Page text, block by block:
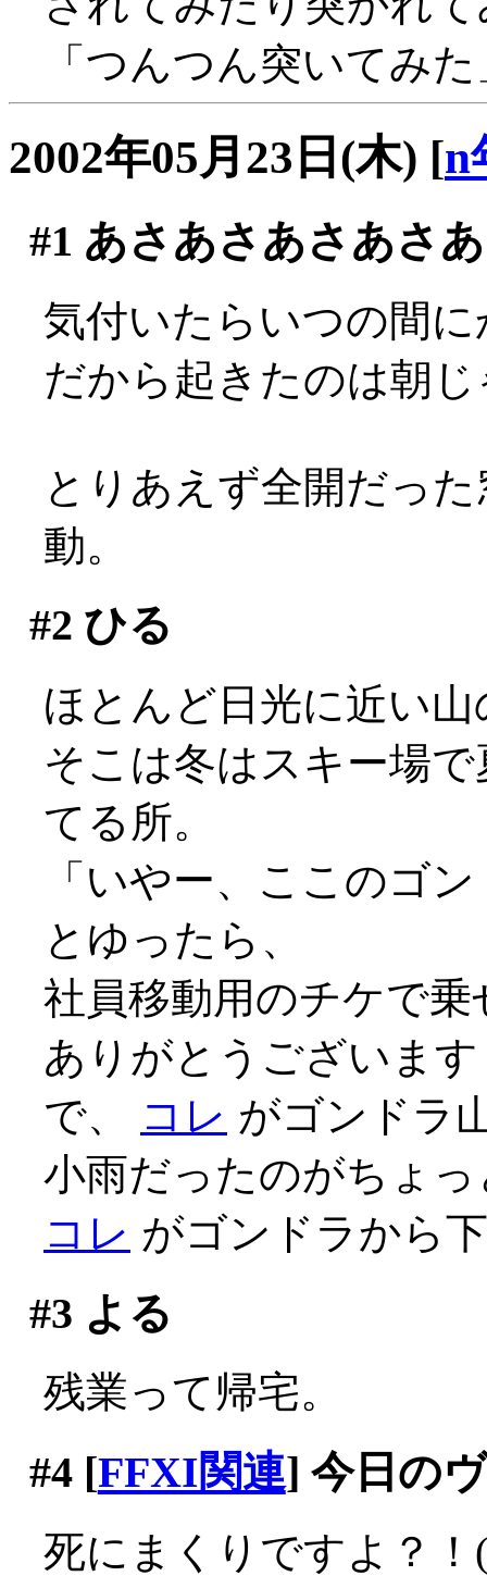
「つんつん突いてみ
2002年05月23日(木) [n
#1 あさあさあさあさ
気付いたらいつの間
だから起きたのは朝
とりあえず全開だっ
動。
#2 ひる
ほとんど日光に近い
そこは冬はスキー場
てる所。
「いやー、ここのゴ
とゆったら、
社員移動用のチケで
ありがとうございま
で、
コレ がゴンドラ
小雨だったのがちょっ
コレ がゴンドラから
#3 よる
残業って帰宅。
#4[FFXI関連] 今日の
死にまくりですよ？！